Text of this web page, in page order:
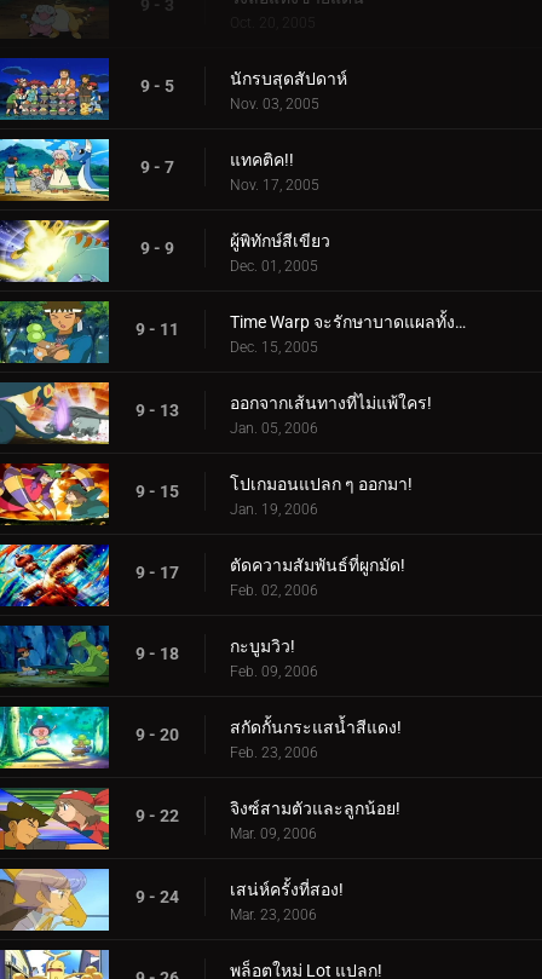
9 - 3
Oct. 20, 2005
9 - 5 นักรบสุดสัปดาห์
Nov. 03, 2005
9 - 7 แทคติค!!
Nov. 17, 2005
9 - 9 ผู้พิทักษ์สีเขียว
Dec. 01, 2005
9 - 11 Time Warp จะรักษาบาดแผลทั้งหมด
Dec. 15, 2005
9 - 13 ออกจากเส้นทางที่ไม่แพ้ใคร!
Jan. 05, 2006
9 - 15 โปเกมอนแปลก ๆ ออกมา!
Jan. 19, 2006
9 - 17 ตัดความสัมพันธ์ที่ผูกมัด!
Feb. 02, 2006
9 - 18 กะบูมวิว!
Feb. 09, 2006
9 - 20 สกัดกั้นกระแสน้ำสีแดง!
Feb. 23, 2006
9 - 22 จิงซ์สามตัวและลูกน้อย!
Mar. 09, 2006
9 - 24 เสน่ห์ครั้งที่สอง!
Mar. 23, 2006
พล็อตใหม่ Lot แปลก!